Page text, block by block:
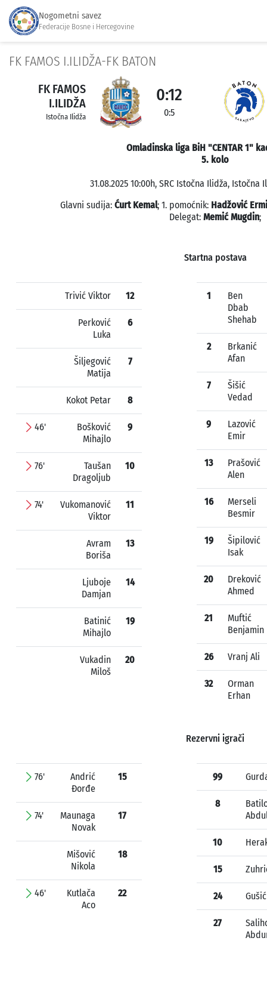
Nogometni savez
Federacije Bosne i Hercegovine
FK FAMOS I.ILIDŽA-FK BATON
FK FAMOS
I.ILIDŽA
Istočna Ilidža
0:12
0:5
Omladinska liga BiH "CENTAR 1"
5. kolo
31.08.2025 10:00h, SRC Istočna Ilidža, Istočna
Glavni sudija: Ćurt Kemal; 1. pomoćnik: Hadžović
Delegat: Memić Mugdin;
Startna postava
Trivić Viktor 12
Perković
Luka
6
Šiljegović
Matija
7
Kokot Petar 8
46'
Bošković
Mihajlo
9
76'
Taušan
Dragoljub
10
74'
Vukomanović
Viktor
11
Avram
Boriša
13
Ljuboje
Damjan
14
Batinić
Mihajlo
19
Vukadin
Miloš
20
1
Ben
Dbab
Shehab
2
Brkanić
Afan
7
Šišić
Vedad
9
Lazović
Emir
13
Prašović
Alen
16
Merseli
Besmir
19
Šipilović
Isak
20
Dreković
Ahmed
21
Muftić
Benjamin
26 Vranj Ali
32
Orman
Erhan
Rezervni igrači
76'
Andrić
Đorđe
15
74'
Maunaga
Novak
17
Mišović
Nikola
18
46'
Kutlača
Aco
22
99
8
10
15
24
27